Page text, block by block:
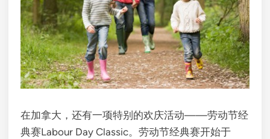
在加拿大，还有一项特别的欢庆活动——劳动节经
典赛Labour Day Classic。劳动节经典赛开始于